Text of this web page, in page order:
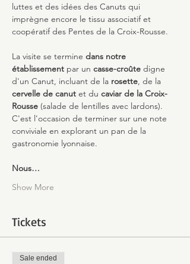
luttes et des idées des Canuts qui
imprègne encore le tissu associatif et
coopératif des Pentes de la Croix-Rousse.
La visite se termine dans notre
établissement par un casse-croûte digne
d'un Canut, incluant de la rosette, de la
cervelle de canut et du caviar de la Croix-
Rousse (salade de lentilles avec lardons).
C'est l'occasion de terminer sur une note
conviviale en explorant un pan de la
gastronomie lyonnaise.
Nous…
Show More
Tickets
Sale ended